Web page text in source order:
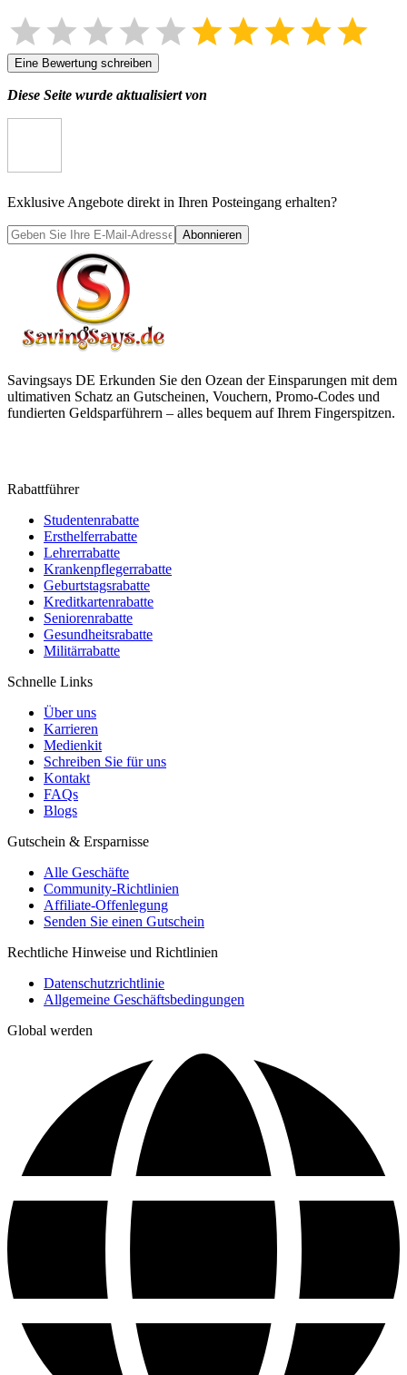
Eine Bewertung schreiben
Diese Seite wurde aktualisiert von
Exklusive Angebote direkt in Ihren Posteingang erhalten?
Abonnieren
Savingsays DE Erkunden Sie den Ozean der Einsparungen mit dem
ultimativen Schatz an Gutscheinen, Vouchern, Promo-Codes und
fundierten Geldsparführern – alles bequem auf Ihrem Fingerspitzen.
Rabattführer
Studentenrabatte
Ersthelferrabatte
Lehrerrabatte
Krankenpflegerrabatte
Geburtstagsrabatte
Kreditkartenrabatte
Seniorenrabatte
Gesundheitsrabatte
Militärrabatte
Schnelle Links
Über uns
Karrieren
Medienkit
Schreiben Sie für uns
Kontakt
FAQs
Blogs
Gutschein & Ersparnisse
Alle Geschäfte
Community-Richtlinien
Affiliate-Offenlegung
Senden Sie einen Gutschein
Rechtliche Hinweise und Richtlinien
Datenschutzrichtlinie
Allgemeine Geschäftsbedingungen
Global werden